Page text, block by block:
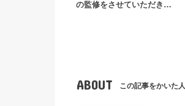
の監修をさせていただき…
ABOUT この記事をかいた人